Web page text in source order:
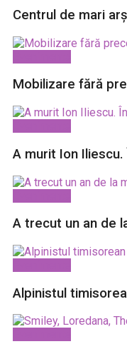
Centrul de mari
Mobilizare fără
A murit Ion
A trecut un an de
Alpinistul